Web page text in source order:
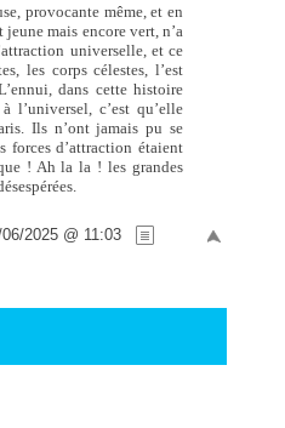
provocante même, et en
mais encore vert, n’a
universelle, et ce
les corps célestes, l’est
dans cette histoire
l’universel, c’est qu’elle
Ils n’ont jamais pu se
forces d’attraction étaient
! Ah la la ! les grandes
06/2025 @ 11:03